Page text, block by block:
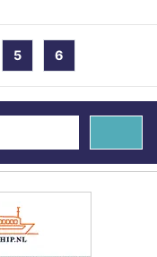
5 6